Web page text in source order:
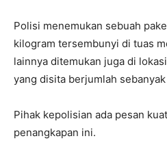
Polisi menemukan sebuah
kilogram tersembunyi di tuas
lainnya ditemukan juga di
yang disita berjumlah
Pihak kepolisian ada pesan
penangkapan ini.